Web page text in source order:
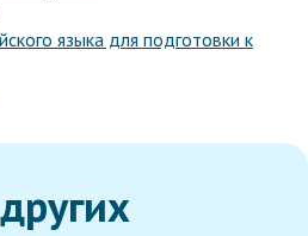
языка для подготовки к